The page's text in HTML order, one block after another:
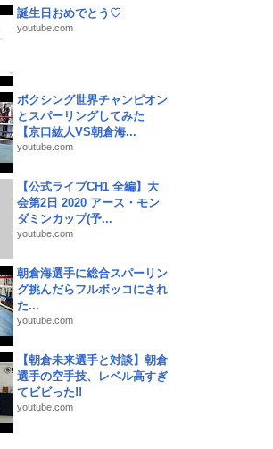
誕生日おめでとう♡
youtube.com
ボクシング世界チャンピオン
とスパーリングしてみた
【京口紘人VS朝倉海...
youtube.com
【公式ライブCH1 全編】大
会第2日 2020 アース・モン
ダミンカップ(予...
youtube.com
朝倉海選手に総合スパーリン
グ挑んだらフルボッコにされ
た...
youtube.com
【朝倉未来選手と対談】朝倉
選手の空手技、レベル高すぎ
てビビった!!
youtube.com